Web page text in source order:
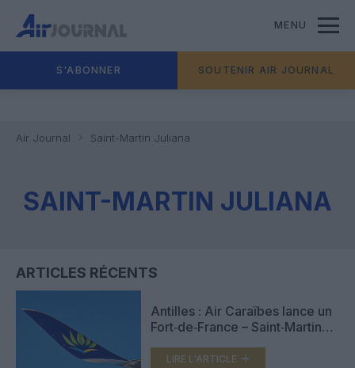
MENU
S'ABONNER SOUTENIR AIR JOURNAL
Air Journal Saint-Martin Juliana
SAINT-MARTIN JULIANA
ARTICLES RÉCENTS
Antilles : Air Caraïbes lance un
Fort‑de‑France – Saint‑Martin
LIRE L'ARTICLE